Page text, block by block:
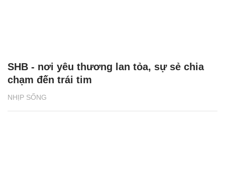
NHỊP SỐNG
SHB - nơi yêu thương lan tỏa, sự sẻ chia
chạm đến trái tim